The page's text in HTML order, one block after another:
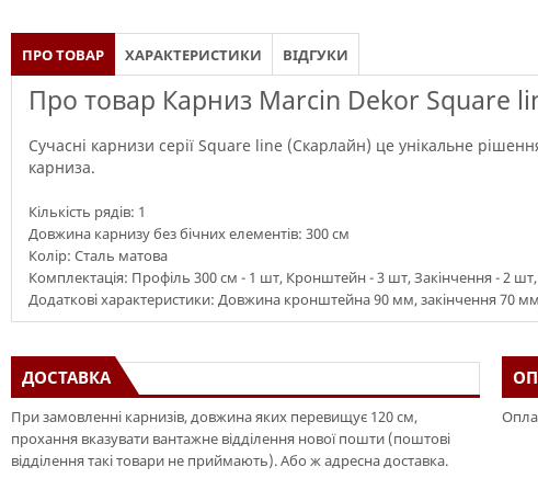
ПРО ТОВАР ХАРАКТЕРИСТИКИ ВІДГУКИ
Про товар Карниз Marcin Dekor Square
Сучасні карнизи серії Square line (Скарлайн) це унікальне
карниза.
Кількість рядів: 1
Довжина карнизу без бічних елементів: 300 см
Колір: Сталь матова
Комплектація: Профіль 300 см - 1 шт, Кронштейн - 3 шт, Закінчення - 2 шт,
Додаткові характеристики: Довжина кронштейна 90 мм, закінчення 70
ДОСТАВКА
При замовленні карнизів, довжина яких перевищує 120 см,
прохання вказувати вантажне відділення нової пошти (поштові
відділення такі товари не приймають). Або ж адресна доставка.